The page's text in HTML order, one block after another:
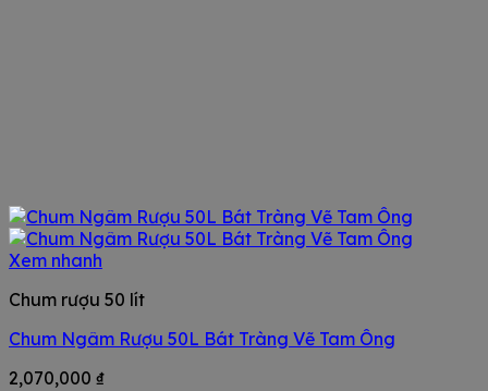
Xem nhanh
Chum rượu 50 lít
Chum Ngâm Rượu 50L Bát Tràng Vẽ Tam Ông
2,070,000 ₫